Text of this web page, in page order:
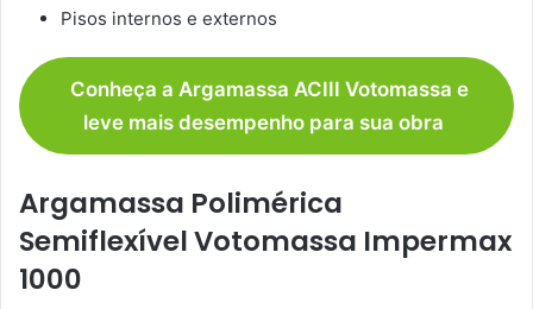
Pisos internos e externos
Conheça a Argamassa ACIII Votomassa e
leve mais desempenho para sua obra
Argamassa Polimérica
Semiflexível Votomassa Impermax
1000